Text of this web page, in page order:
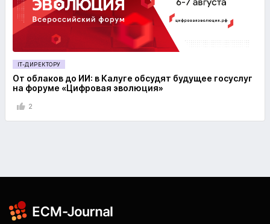
IT-ДИРЕКТОРУ
От облаков до ИИ: в Калуге обсудят будущее госуслуг
на форуме «Цифровая эволюция»
2